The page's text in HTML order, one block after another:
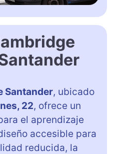
Santander, ubicado
22, ofrece un
el aprendizaje
accesible para
reducida, la